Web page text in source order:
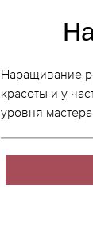
Наращивание
красоты и у
уровня